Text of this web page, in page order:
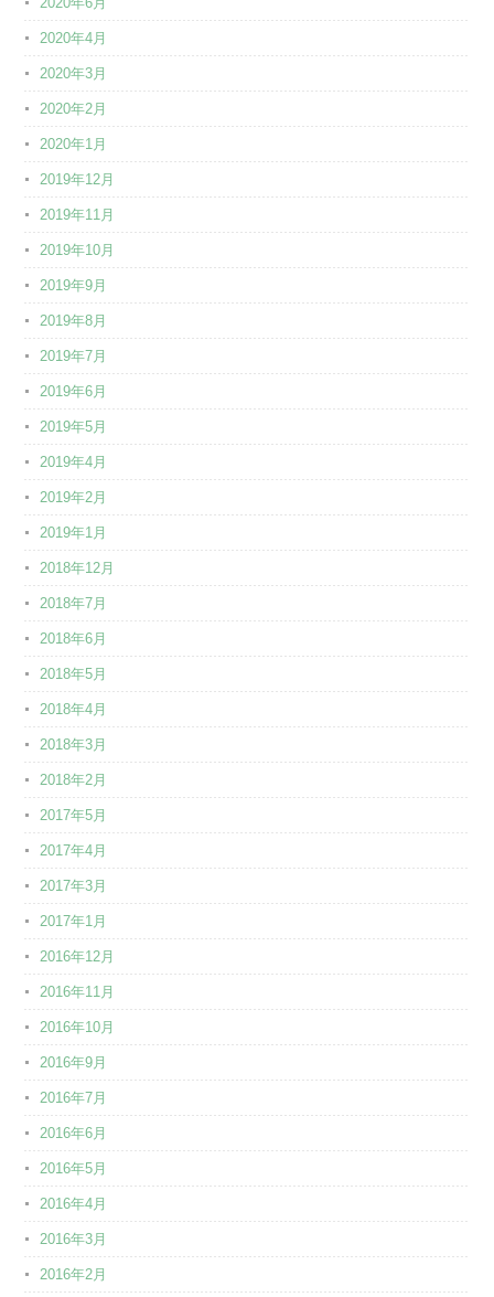
2020年4月
2020年3月
2020年2月
2020年1月
2019年12月
2019年11月
2019年10月
2019年9月
2019年8月
2019年7月
2019年6月
2019年5月
2019年4月
2019年2月
2019年1月
2018年12月
2018年7月
2018年6月
2018年5月
2018年4月
2018年3月
2018年2月
2017年5月
2017年4月
2017年3月
2017年1月
2016年12月
2016年11月
2016年10月
2016年9月
2016年7月
2016年6月
2016年5月
2016年4月
2016年3月
2016年2月